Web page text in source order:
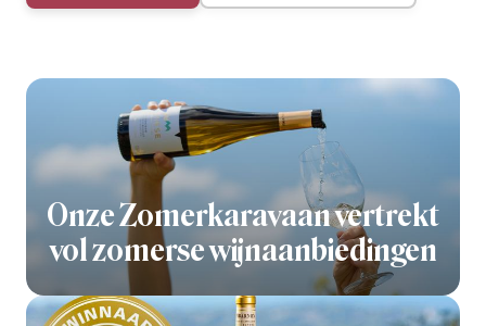
Onze Zomerkaravaan vertrekt
vol zomerse wijnaanbiedingen